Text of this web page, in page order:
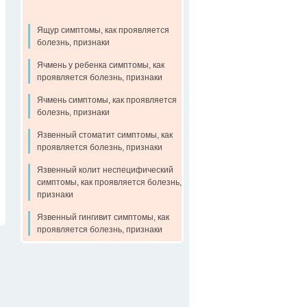
Ящур симптомы, как проявляется
болезнь, признаки
Ячмень у ребенка симптомы, как
проявляется болезнь, признаки
Ячмень симптомы, как проявляется
болезнь, признаки
Язвенный стоматит симптомы, как
проявляется болезнь, признаки
Язвенный колит неспецифический
симптомы, как проявляется болезнь,
признаки
Язвенный гингивит симптомы, как
проявляется болезнь, признаки